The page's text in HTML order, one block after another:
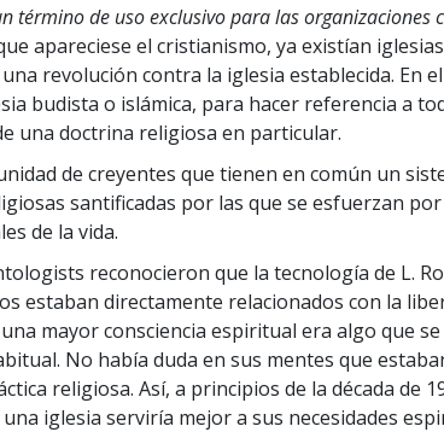
Una Introducción a Dianética
Amor y Odio: ¿Qué es Grandeza?
término de uso exclusivo para las organizaciones
apareciese el cristianismo, ya existían
revolución contra la iglesia establecida. En
budista o islámica, para hacer referencia a
una doctrina religiosa en particular.
de creyentes que tienen en común un
santificadas por las que se esfuerzan
de la vida.
reconocieron que la tecnología de L.
estaban directamente relacionados con la
mayor consciencia espiritual era algo que
No había duda en sus mentes que
religiosa. Así, a principios de la década de
iglesia serviría mejor a sus necesidades